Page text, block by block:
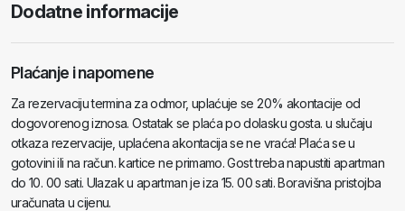
Dodatne informacije
Plaćanje i napomene
Za rezervaciju termina za odmor, uplaćuje se 20% akontacije od
dogovorenog iznosa. Ostatak se plaća po dolasku gosta. u slučaju
otkaza rezervacije, uplaćena akontacija se ne vraća! Plaća se u
gotovini ili na račun. kartice ne primamo. Gost treba napustiti apartman
do 10. 00 sati. Ulazak u apartman je iza 15. 00 sati. Boravišna pristojba
uračunata u cijenu.